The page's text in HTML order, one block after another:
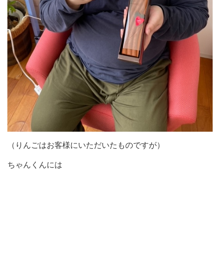
（りんごはお客様にいただいたものですが）
ちゃんくんには